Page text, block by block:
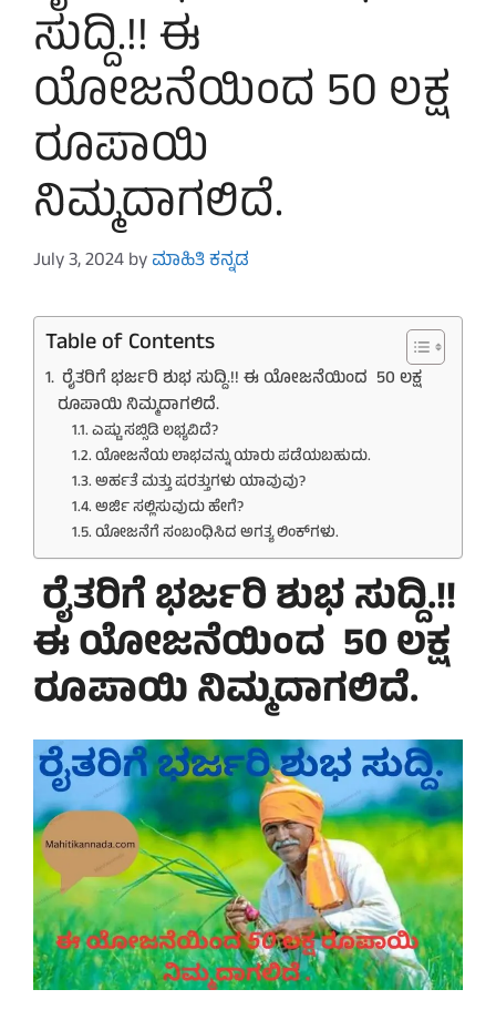
ಸುದ್ದಿ.!! ಈ
ಯೋಜನೆಯಿಂದ 50 ಲಕ್ಷ
ರೂಪಾಯಿ
ನಿಮ್ಮದಾಗಲಿದೆ.
July 3, 2024byಮಾಹಿತಿ ಕನ್ನಡ
Table of Contents
ರೈತರಿಗೆ ಭರ್ಜರಿ ಶುಭ ಸುದ್ದಿ.!! ಈ ಯೋಜನೆಯಿಂದ 50 ಲಕ್ಷ
ರೂಪಾಯಿ ನಿಮ್ಮದಾಗಲಿದೆ.
ಎಷ್ಟು ಸಬ್ಸಿಡಿ ಲಭ್ಯವಿದೆ?
ಯೋಜನೆಯ ಲಾಭವನ್ನು ಯಾರು ಪಡೆಯಬಹುದು.
ಅರ್ಹತೆ ಮತ್ತು ಷರತ್ತುಗಳು ಯಾವುವು?
ಅರ್ಜಿ ಸಲ್ಲಿಸುವುದು ಹೇಗೆ?
ಯೋಜನೆಗೆ ಸಂಬಂಧಿಸಿದ ಅಗತ್ಯ ಲಿಂಕ್‌ಗಳು.
ರೈತರಿಗೆ ಭರ್ಜರಿ ಶುಭ ಸುದ್ದಿ.!!
ಈ ಯೋಜನೆಯಿಂದ 50 ಲಕ್ಷ
ರೂಪಾಯಿ ನಿಮ್ಮದಾಗಲಿದೆ.